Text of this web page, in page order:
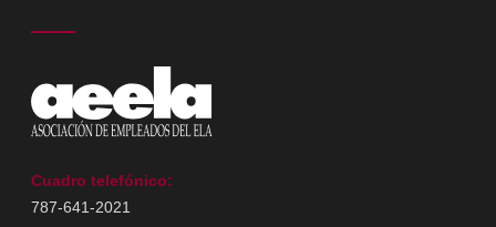
Cuadro telefónico:
787-641-2021